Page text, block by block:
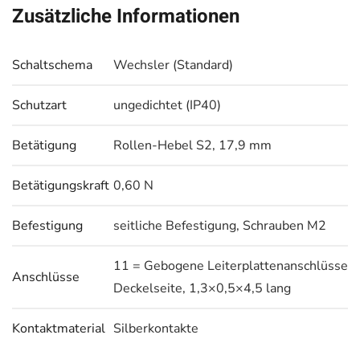
Zusätzliche Informationen
Schaltschema Wechsler (Standard)
Schutzart ungedichtet (IP40)
Betätigung Rollen-Hebel S2, 17,9 mm
Betätigungskraft 0,60 N
Befestigung seitliche Befestigung, Schrauben M2
Anschlüsse
11 = Gebogene Leiterplattenanschlüsse
Deckelseite, 1,3×0,5×4,5 lang
Kontaktmaterial Silberkontakte